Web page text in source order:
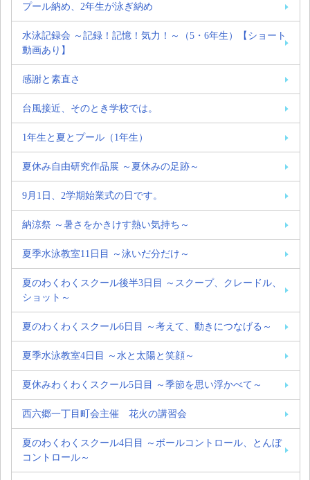
プール納め、2年生が泳ぎ納め
水泳記録会 ～記録！記憶！気力！～（5・6年生）【ショート
動画あり】
感謝と素直さ
台風接近、そのとき学校では。
1年生と夏とプール（1年生）
夏休み自由研究作品展 ～夏休みの足跡～
9月1日、2学期始業式の日です。
納涼祭 ～暑さをかきけす熱い気持ち～
夏季水泳教室11日目 ～泳いだ分だけ～
夏のわくわくスクール後半3日目 ～スクープ、クレードル、
ショット～
夏のわくわくスクール6日目 ～考えて、動きにつなげる～
夏季水泳教室4日目 ～水と太陽と笑顔～
夏休みわくわくスクール5日目 ～季節を思い浮かべて～
西六郷一丁目町会主催 花火の講習会
夏のわくわくスクール4日目 ～ボールコントロール、とんぼ
コントロール～